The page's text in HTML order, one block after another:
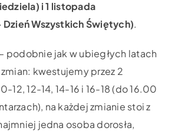
i 1 listopada
Dzień Wszystkich Świętych).
podobnie jak w ubiegłych latach
kwestujemy przez 2
12, 12-14, 14-16 i 16-18 (do 16.00
na każdej zmianie stoi z
jedna osoba dorosła,